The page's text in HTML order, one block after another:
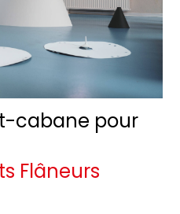
cabane pour
Flâneurs